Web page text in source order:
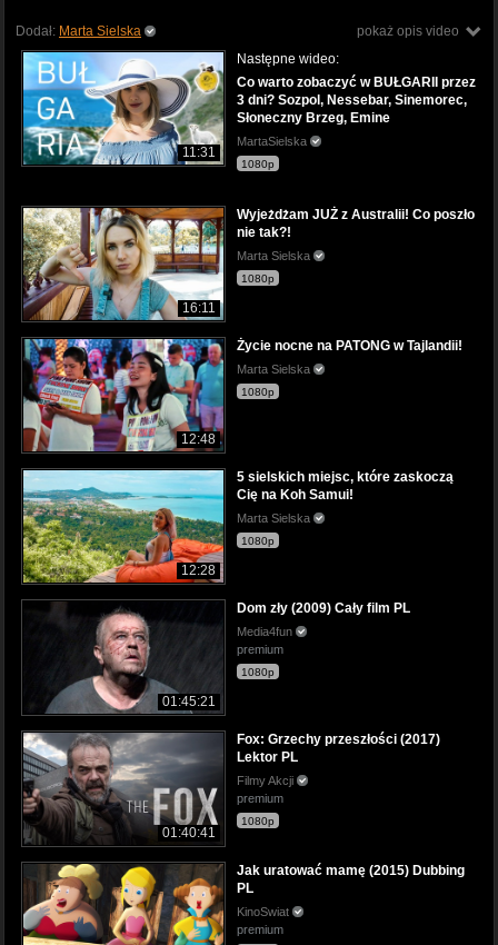
pokaż opis video
Dodał: Marta Sielska
11:31
Następne wideo:
Co warto zobaczyć w BUŁGARII przez
3 dni? Sozpol, Nessebar, Sinemorec,
Słoneczny Brzeg, Emine
MartaSielska
1080p
16:11
Wyjeżdżam JUŻ z Australii! Co poszło
nie tak?!
Marta Sielska
1080p
12:48
Życie nocne na PATONG w Tajlandii!
Marta Sielska
1080p
12:28
5 sielskich miejsc, które zaskoczą
Cię na Koh Samui!
Marta Sielska
1080p
01:45:21
Dom zły (2009) Cały film PL
Media4fun
premium
1080p
01:40:41
Fox: Grzechy przeszłości (2017)
Lektor PL
Filmy Akcji
premium
1080p
Jak uratować mamę (2015) Dubbing
PL
KinoSwiat
premium